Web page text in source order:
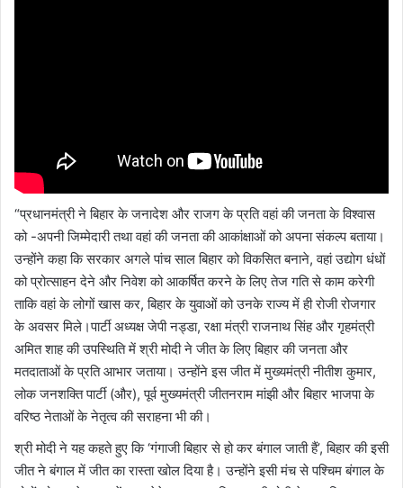
“प्रधानमंत्री ने बिहार के जनादेश और राजग के प्रति वहां की जनता के विश्वास
को -अपनी जिम्मेदारी तथा वहां की जनता की आकांक्षाओं को अपना संकल्प बताया।
उन्होंने कहा कि सरकार अगले पांच साल बिहार को विकसित बनाने, वहां उद्योग धंधों
को प्रोत्साहन देने और निवेश को आकर्षित करने के लिए तेज गति से काम करेगी
ताकि वहां के लोगों खास कर, बिहार के युवाओं को उनके राज्य में ही रोजी रोजगार
के अवसर मिले।पार्टी अध्यक्ष जेपी नड्डा, रक्षा मंत्री राजनाथ सिंह और गृहमंत्री
अमित शाह की उपस्थिति में श्री मोदी ने जीत के लिए बिहार की जनता और
मतदाताओं के प्रति आभार जताया। उन्होंने इस जीत में मुख्यमंत्री नीतीश कुमार,
लोक जनशक्ति पार्टी (और), पूर्व मुख्यमंत्री जीतनराम मांझी और बिहार भाजपा के
वरिष्ठ नेताओं के नेतृत्व की सराहना भी की।
श्री मोदी ने यह कहते हुए कि ‘गंगाजी बिहार से हो कर बंगाल जाती हैं’, बिहार की इसी
जीत ने बंगाल में जीत का रास्ता खोल दिया है। उन्होंने इसी मंच से पश्चिम बंगाल के